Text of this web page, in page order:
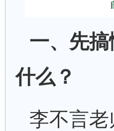
一、先搞
什么？
李不言